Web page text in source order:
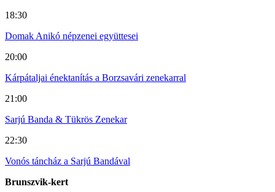
18:30
Domak Anikó népzenei együttesei
20:00
Kárpátaljai énektanítás a Borzsavári zenekarral
21:00
Sarjú Banda & Tükrös Zenekar
22:30
Vonós táncház a Sarjú Bandával
Brunszvik-kert